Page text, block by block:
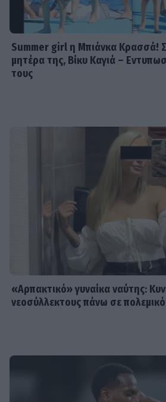
Summer girl η Μπιάνκα Κρασσά!
μητέρα της, Βίκυ Καγιά –
τους
«Αρπακτικό» γυναίκα ναύτης:
νεοσύλλεκτους πάνω σε